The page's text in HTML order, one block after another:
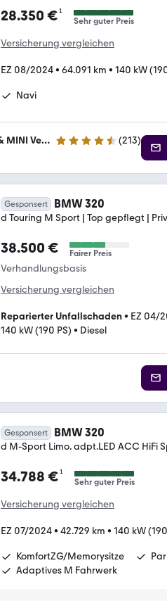
28.350 €¹
Sehr guter Preis
Versicherung vergleichen
EZ 08/2024• 64.091 km • 140 kW
Navi
WELLER Premium GmbH - BMW & MINI Vertragshändler 4.3 Sterne (213)
Gesponsert BMW 320
d Touring M Sport | Top gepflegt |
38.500 € Fairer Preis
Verhandlungsbasis
Versicherung vergleichen
Reparierter Unfallschaden• EZ 04/
140 kW (190 PS) • Diesel
Gesponsert BMW 320
d M-Sport Limo. adpt.LED ACC HiFi
34.788 €¹
Sehr guter Preis
Versicherung vergleichen
EZ 07/2024• 42.729 km • 140 kW
KomfortZG/Memorysitze
Adaptives M Fahrwerk